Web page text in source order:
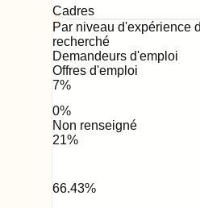
Cadres
Par niveau d'expérience
recherché
Demandeurs d'emploi
Offres d'emploi
7%
0%
Non renseigné
21%
66.43%